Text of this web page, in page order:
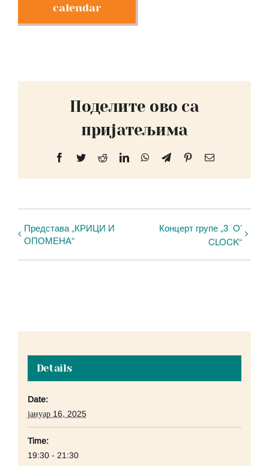
calendar
Поделите ово са
пријатељима
Facebook
TwitterRedditLinkedInWhatsApp
TelegramPinterestEmail
Представа „КРИЦИ И
ОПОМЕНА“
Концерт групе „3 O’
CLOCK“
Details
Date:
јануар 16, 2025
Time:
19:30 - 21:30